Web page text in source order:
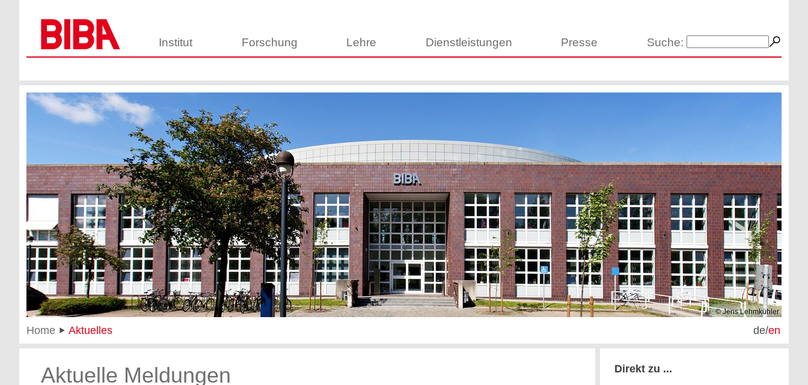
Institut Forschung Lehre Dienstleistungen Presse Suche:
© Jens Lehmkühler
Home Aktuelles de/en
Aktuelle Meldungen Direkt zu ...